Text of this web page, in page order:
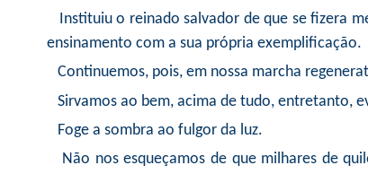
Instituiu o reinado salvador de que se fizera
ensinamento com a sua própria exemplificação.
Continuemos, pois, em nossa marcha
Sirvamos ao bem, acima de tudo, entretanto,
Foge a sombra ao fulgor da luz.
Não nos esqueçamos de que milhares de